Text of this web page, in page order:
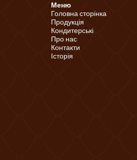
Меню
Головна сторінка
Продукція
Кондитерські
Про нас
Контакти
Історія